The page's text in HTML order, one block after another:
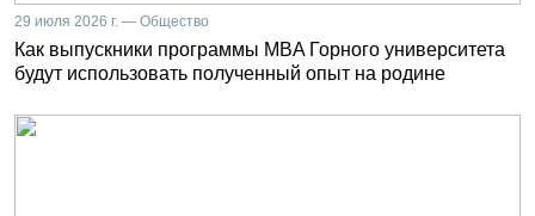
29 июля 2026 г. — Общество
Как выпускники программы MBA Горного университета
будут использовать полученный опыт на родине